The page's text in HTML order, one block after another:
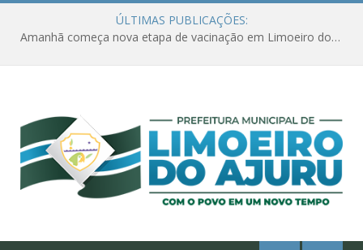
ÚLTIMAS PUBLICAÇÕES:
Amanhã começa nova etapa de vacinação em Limoeiro do Ajuru para idosos com 65 ou mais